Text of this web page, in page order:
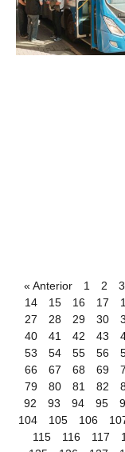
« Anterior 1 2 3
14
15 16 17
27
28 29 30
40
41 42 43
53
54 55 56
66
67 68 69
79
80 81 82
92
93 94 95
104
105 106
115
116 117